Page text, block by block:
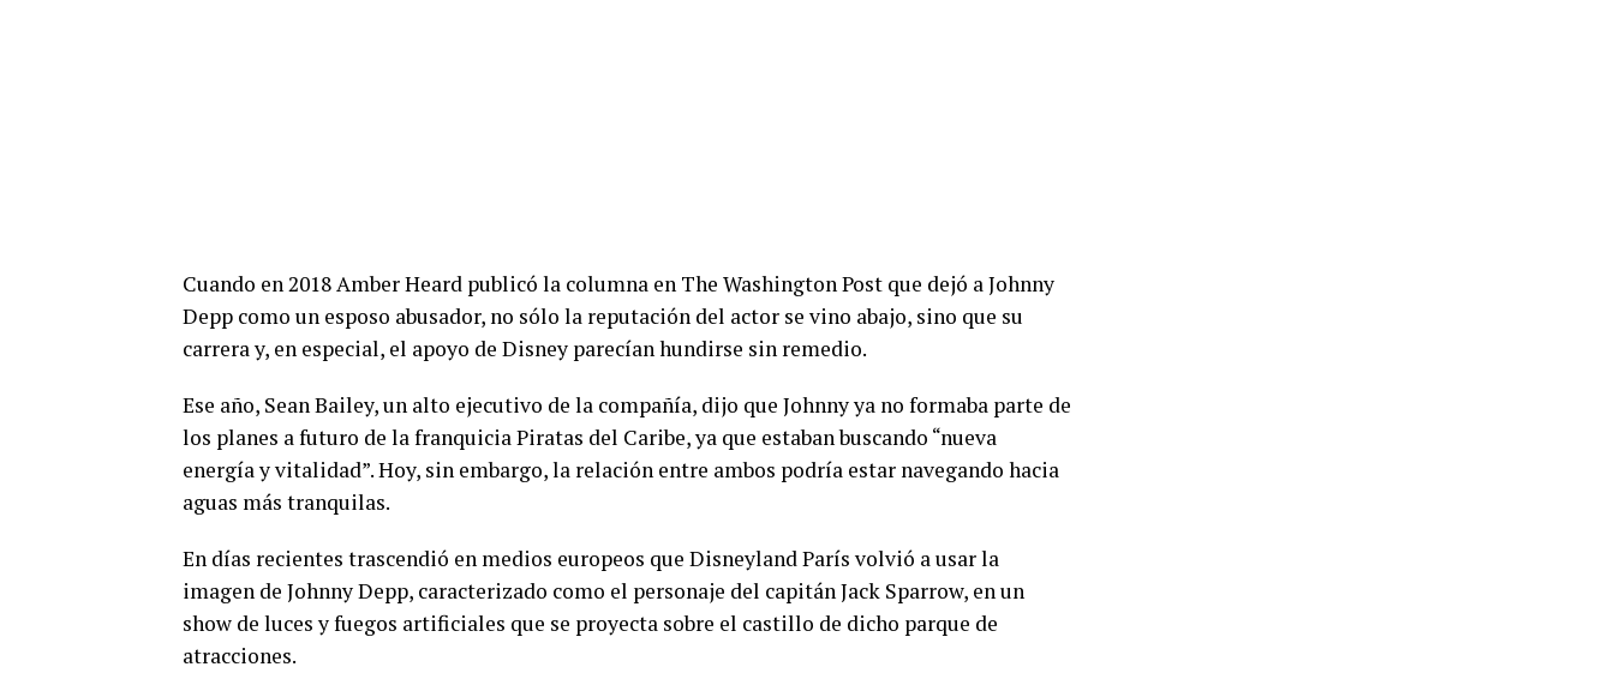
Cuando en 2018 Amber Heard publicó la columna en The Washington Post que dejó a Johnny
Depp como un esposo abusador, no sólo la reputación del actor se vino abajo, sino que su
carrera y, en especial, el apoyo de Disney parecían hundirse sin remedio.
Ese año, Sean Bailey, un alto ejecutivo de la compañía, dijo que Johnny ya no formaba parte de
los planes a futuro de la franquicia Piratas del Caribe, ya que estaban buscando “nueva
energía y vitalidad”. Hoy, sin embargo, la relación entre ambos podría estar navegando hacia
aguas más tranquilas.
En días recientes trascendió en medios europeos que Disneyland París volvió a usar la
imagen de Johnny Depp, caracterizado como el personaje del capitán Jack Sparrow, en un
show de luces y fuegos artificiales que se proyecta sobre el castillo de dicho parque de
atracciones.